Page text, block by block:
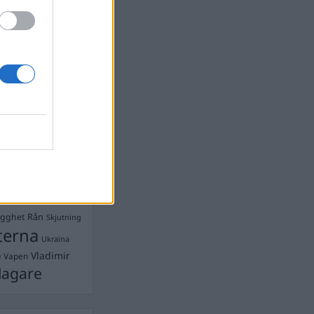
Ebba Busch
Rån Skjutning
Ukraina
Vapen Vladimir